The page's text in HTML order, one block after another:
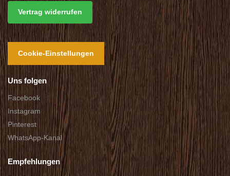
Vertrag widerrufen
Cookie-Einstellungen
Uns folgen
Facebook
Instagram
Pinterest
WhatsApp-Kanal
Empfehlungen